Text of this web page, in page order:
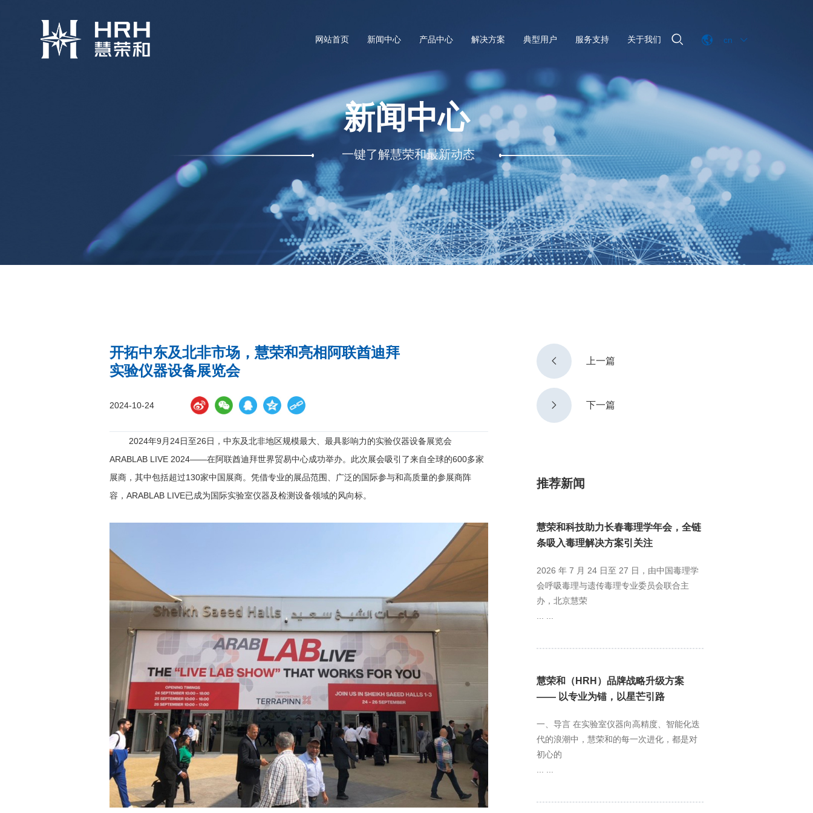
网站首页 新闻中心 产品中心 解决方案 典型用户 服务支持 关于我们 cn 
新闻中心
一键了解慧荣和最新动态
开拓中东及北非市场，慧荣和亮相阿联酋迪拜
实验仪器设备展览会
2024-10-24
2024年9月24日至26日，中东及北非地区规模最大、最具影响力的实验仪器设备展览会
ARABLAB LIVE 2024——在阿联酋迪拜世界贸易中心成功举办。此次展会吸引了来自全球的600多家
展商，其中包括超过130家中国展商。凭借专业的展品范围、广泛的国际参与和高质量的参展商阵
容，ARABLAB LIVE已成为国际实验室仪器及检测设备领域的风向标。
 上一篇
 下一篇
推荐新闻
慧荣和科技助力长春毒理学年会，全链
条吸入毒理解决方案引关注
2026 年 7 月 24 日至 27 日，由中国毒理学
会呼吸毒理与遗传毒理专业委员会联合主
办，北京慧荣
慧荣和（HRH）品牌战略升级方案
—— 以专业为锚，以星芒引路
一、导言 在实验室仪器向高精度、智能化迭
代的浪潮中，慧荣和的每一次进化，都是对
初心的